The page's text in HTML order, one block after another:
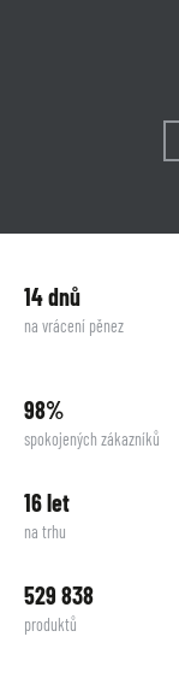
14 dnů
na vrácení pěnez
98%
spokojených zákazníků
16 let
na trhu
529 838
produktů